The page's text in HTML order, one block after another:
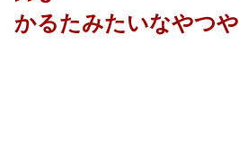
かるたみたいなやつや